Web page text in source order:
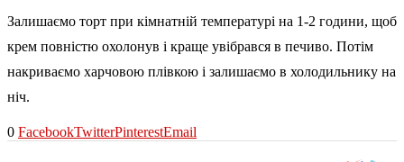
Залишаємо торт при кімнатній температурі на 1-2 години, щоб
крем повністю охолонув і краще увібрався в печиво. Потім
накриваємо харчовою плівкою і залишаємо в холодильнику на
ніч.
0 FacebookTwitterPinterestEmail